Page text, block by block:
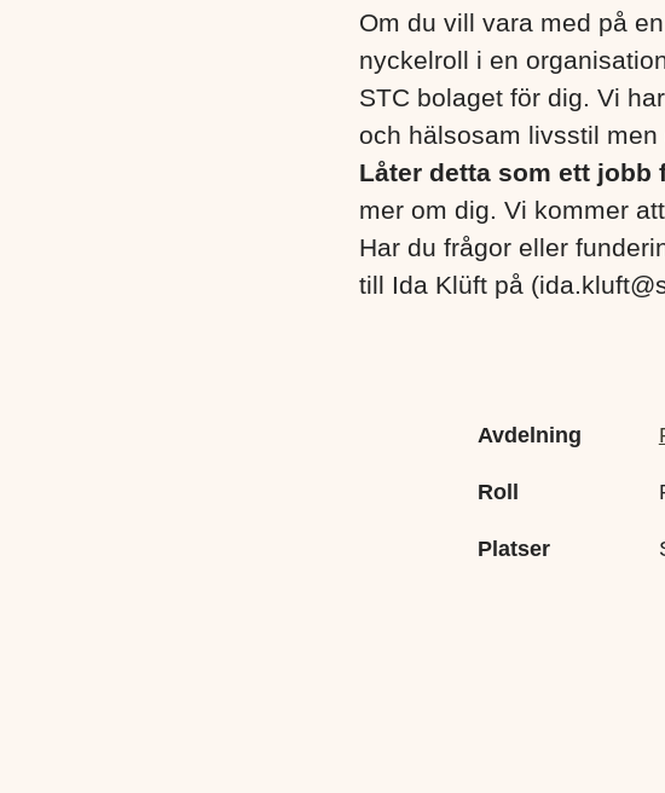
Om du vill vara med på
nyckelroll i en
STC bolaget för dig. Vi
och hälsosam livsstil
Låter detta som ett jobb
mer om dig. Vi kommer
Har du frågor eller
till Ida Klüft på
Avdelning
Roll
Platser